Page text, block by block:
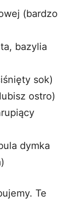
(bardzo
bazylia
sok)
ostro)
dymka
Te